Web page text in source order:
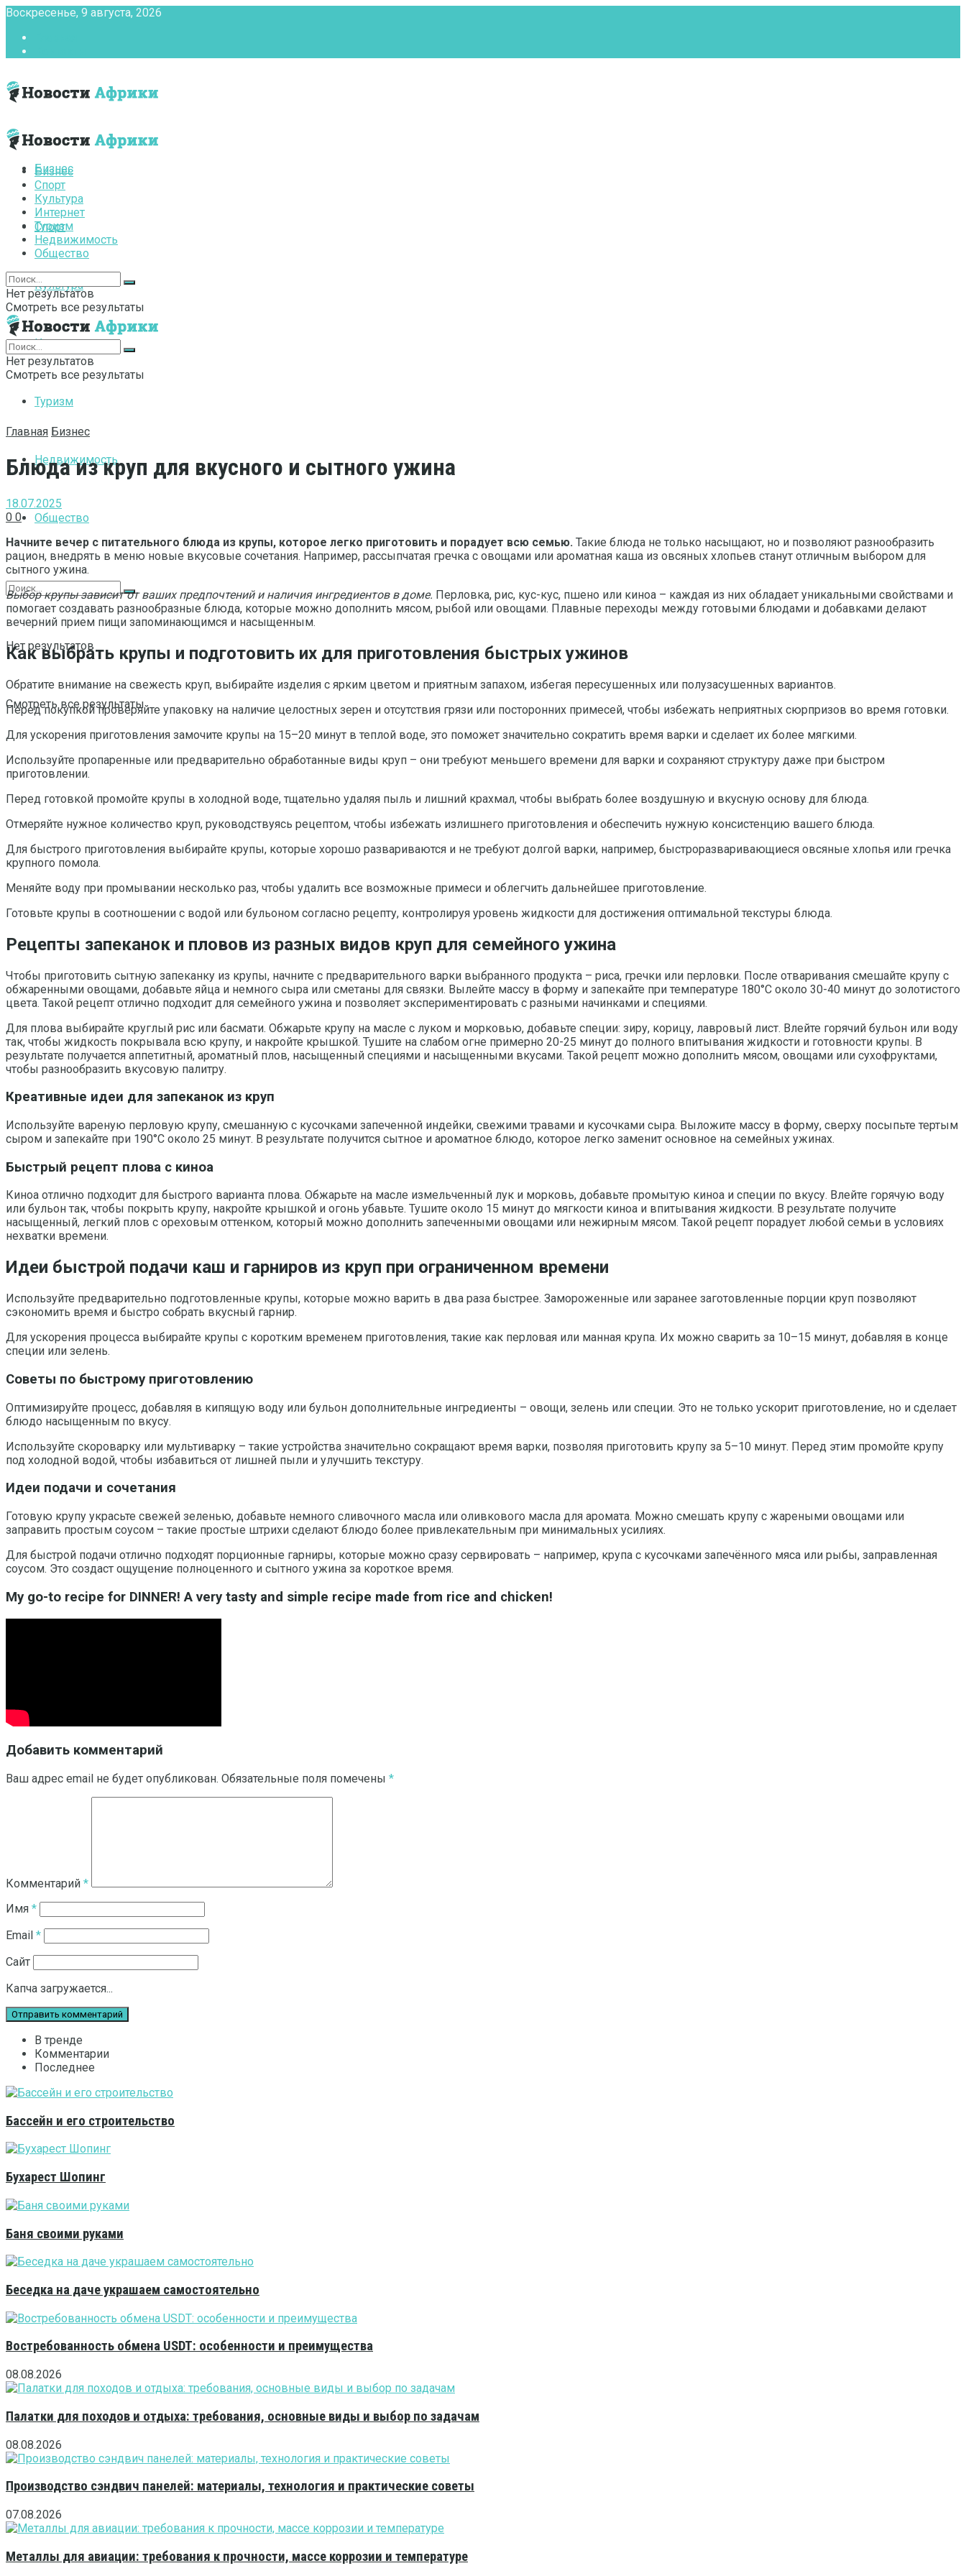
Воскресенье, 9 августа, 2026
Бизнес
Спорт
Культура
Интернет
Туризм
Недвижимость
Общество
Нет результатов
Смотреть все результаты
Бизнес
Спорт
Культура
Интернет
Туризм
Недвижимость
Общество
Нет результатов
Смотреть все результаты
Нет результатов
Смотреть все результаты
Главная Бизнес
Блюда из круп для вкусного и сытного ужина
18.07.2025
0 0
Начните вечер с питательного блюда из крупы, которое легко приготовить и порадует всю семью. Такие блюда не только насыщают, но и позволяют разнообразить
рацион, внедрять в меню новые вкусовые сочетания. Например, рассыпчатая гречка с овощами или ароматная каша из овсяных хлопьев станут отличным выбором для
сытного ужина.
Выбор крупы зависит от ваших предпочтений и наличия ингредиентов в доме. Перловка, рис, кус-кус, пшено или киноа – каждая из них обладает уникальными свойствами и
помогает создавать разнообразные блюда, которые можно дополнить мясом, рыбой или овощами. Плавные переходы между готовыми блюдами и добавками делают
вечерний прием пищи запоминающимся и насыщенным.
Как выбрать крупы и подготовить их для приготовления быстрых ужинов
Обратите внимание на свежесть круп, выбирайте изделия с ярким цветом и приятным запахом, избегая пересушенных или полузасушенных вариантов.
Перед покупкой проверяйте упаковку на наличие целостных зерен и отсутствия грязи или посторонних примесей, чтобы избежать неприятных сюрпризов во время готовки.
Для ускорения приготовления замочите крупы на 15–20 минут в теплой воде, это поможет значительно сократить время варки и сделает их более мягкими.
Используйте пропаренные или предварительно обработанные виды круп – они требуют меньшего времени для варки и сохраняют структуру даже при быстром
приготовлении.
Перед готовкой промойте крупы в холодной воде, тщательно удаляя пыль и лишний крахмал, чтобы выбрать более воздушную и вкусную основу для блюда.
Отмеряйте нужное количество круп, руководствуясь рецептом, чтобы избежать излишнего приготовления и обеспечить нужную консистенцию вашего блюда.
Для быстрого приготовления выбирайте крупы, которые хорошо развариваются и не требуют долгой варки, например, быстроразваривающиеся овсяные хлопья или гречка
крупного помола.
Меняйте воду при промывании несколько раз, чтобы удалить все возможные примеси и облегчить дальнейшее приготовление.
Готовьте крупы в соотношении с водой или бульоном согласно рецепту, контролируя уровень жидкости для достижения оптимальной текстуры блюда.
Рецепты запеканок и пловов из разных видов круп для семейного ужина
Чтобы приготовить сытную запеканку из крупы, начните с предварительного варки выбранного продукта – риса, гречки или перловки. После отваривания смешайте крупу с
обжаренными овощами, добавьте яйца и немного сыра или сметаны для связки. Вылейте массу в форму и запекайте при температуре 180°C около 30-40 минут до золотистого
цвета. Такой рецепт отлично подходит для семейного ужина и позволяет экспериментировать с разными начинками и специями.
Для плова выбирайте круглый рис или басмати. Обжарьте крупу на масле с луком и морковью, добавьте специи: зиру, корицу, лавровый лист. Влейте горячий бульон или воду
так, чтобы жидкость покрывала всю крупу, и накройте крышкой. Тушите на слабом огне примерно 20-25 минут до полного впитывания жидкости и готовности крупы. В
результате получается аппетитный, ароматный плов, насыщенный специями и насыщенными вкусами. Такой рецепт можно дополнить мясом, овощами или сухофруктами,
чтобы разнообразить вкусовую палитру.
Креативные идеи для запеканок из круп
Используйте вареную перловую крупу, смешанную с кусочками запеченной индейки, свежими травами и кусочками сыра. Выложите массу в форму, сверху посыпьте тертым
сыром и запекайте при 190°C около 25 минут. В результате получится сытное и ароматное блюдо, которое легко заменит основное на семейных ужинах.
Быстрый рецепт плова с киноа
Киноа отлично подходит для быстрого варианта плова. Обжарьте на масле измельченный лук и морковь, добавьте промытую киноа и специи по вкусу. Влейте горячую воду
или бульон так, чтобы покрыть крупу, накройте крышкой и огонь убавьте. Тушите около 15 минут до мягкости киноа и впитывания жидкости. В результате получите
насыщенный, легкий плов с ореховым оттенком, который можно дополнить запеченными овощами или нежирным мясом. Такой рецепт порадует любой семьи в условиях
нехватки времени.
Идеи быстрой подачи каш и гарниров из круп при ограниченном времени
Используйте предварительно подготовленные крупы, которые можно варить в два раза быстрее. Замороженные или заранее заготовленные порции круп позволяют
сэкономить время и быстро собрать вкусный гарнир.
Для ускорения процесса выбирайте крупы с коротким временем приготовления, такие как перловая или манная крупа. Их можно сварить за 10–15 минут, добавляя в конце
специи или зелень.
Советы по быстрому приготовлению
Оптимизируйте процесс, добавляя в кипящую воду или бульон дополнительные ингредиенты – овощи, зелень или специи. Это не только ускорит приготовление, но и сделает
блюдо насыщенным по вкусу.
Используйте скороварку или мультиварку – такие устройства значительно сокращают время варки, позволяя приготовить крупу за 5–10 минут. Перед этим промойте крупу
под холодной водой, чтобы избавиться от лишней пыли и улучшить текстуру.
Идеи подачи и сочетания
Готовую крупу украсьте свежей зеленью, добавьте немного сливочного масла или оливкового масла для аромата. Можно смешать крупу с жареными овощами или
заправить простым соусом – такие простые штрихи сделают блюдо более привлекательным при минимальных усилиях.
Для быстрой подачи отлично подходят порционные гарниры, которые можно сразу сервировать – например, крупа с кусочками запечённого мяса или рыбы, заправленная
соусом. Это создаст ощущение полноценного и сытного ужина за короткое время.
My go-to recipe for DINNER! A very tasty and simple recipe made from rice and chicken!
Добавить комментарий
Ваш адрес email не будет опубликован. Обязательные поля помечены *
Комментарий *
Имя *
Email *
Сайт
Капча загружается...
В тренде
Комментарии
Последнее
Бассейн и его строительство
Бухарест Шопинг
Баня своими руками
Беседка на даче украшаем самостоятельно
Востребованность обмена USDT: особенности и преимущества
08.08.2026
Палатки для походов и отдыха: требования, основные виды и выбор по задачам
08.08.2026
Производство сэндвич панелей: материалы, технология и практические советы
07.08.2026
Металлы для авиации: требования к прочности, массе коррозии и температуре